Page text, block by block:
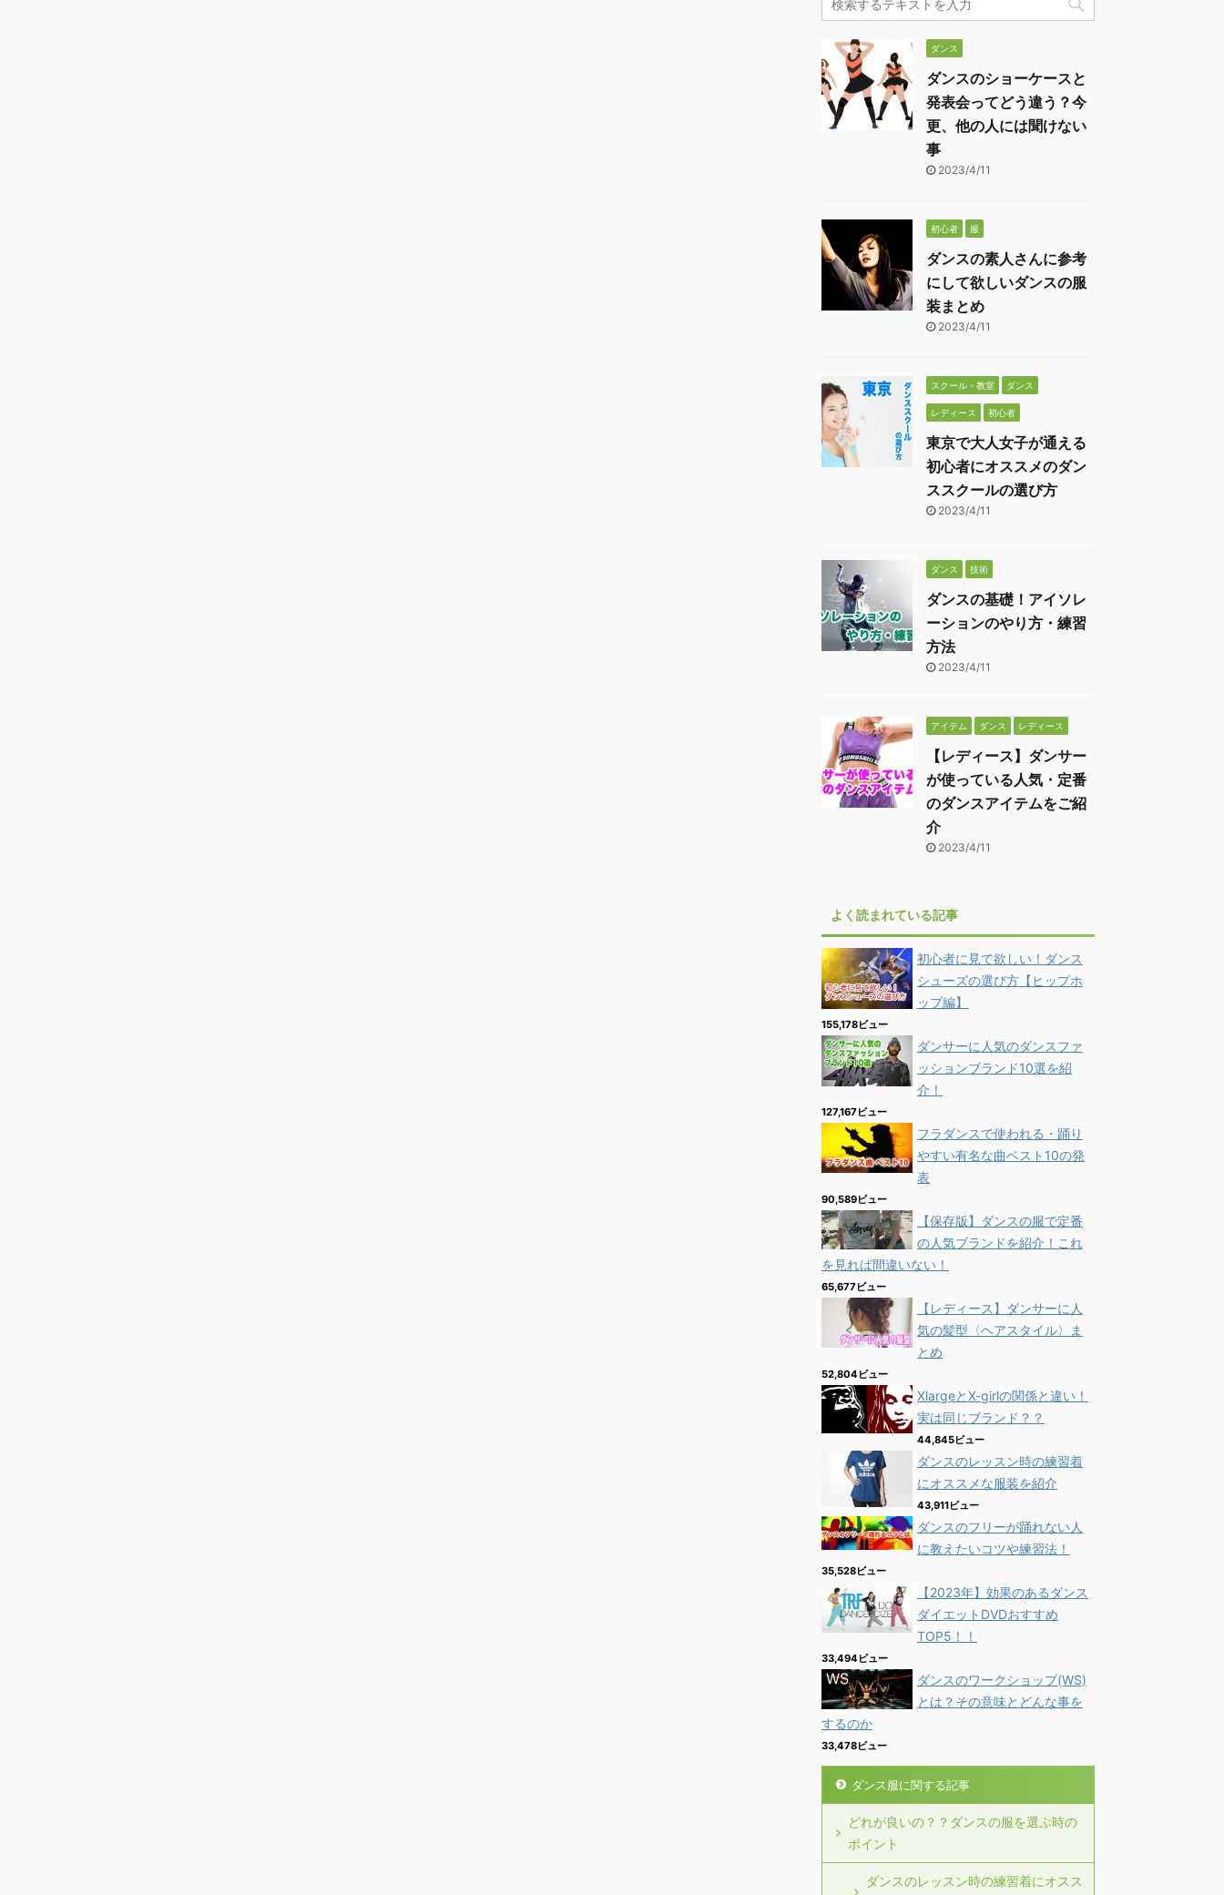
ダンス
ダンスのショーケースと
発表会ってどう違う？今
更、他の人には聞けない
事
2023/4/11
初心者 服
ダンスの素人さんに参考
にして欲しいダンスの服
装まとめ
2023/4/11
スクール・教室 ダンス
レディース 初心者
東京で大人女子が通える
初心者にオススメのダン
ススクールの選び方
2023/4/11
ダンス 技術
ダンスの基礎！アイソレ
ーションのやり方・練習
方法
2023/4/11
アイテム ダンス レディース
【レディース】ダンサー
が使っている人気・定番
のダンスアイテムをご紹
介
2023/4/11
よく読まれている記事
初心者に見て欲しい！ダンス
シューズの選び方【ヒップホ
ップ編】
155,178ビュー
ダンサーに人気のダンスファ
ッションブランド10選を紹
介！
127,167ビュー
フラダンスで使われる・踊り
やすい有名な曲ベスト10の発
表
90,589ビュー
【保存版】ダンスの服で定番
の人気ブランドを紹介！これ
を見れば間違いない！
65,677ビュー
【レディース】ダンサーに人
気の髪型〈ヘアスタイル〉ま
とめ
52,804ビュー
XlargeとX-girlの関係と違い！
実は同じブランド？？
44,845ビュー
ダンスのレッスン時の練習着
にオススメな服装を紹介
43,911ビュー
ダンスのフリーが踊れない人
に教えたいコツや練習法！
35,528ビュー
【2023年】効果のあるダンス
ダイエットDVDおすすめ
TOP5！！
33,494ビュー
ダンスのワークショップ(WS)
とは？その意味とどんな事を
するのか
33,478ビュー
ダンス服に関する記事
どれが良いの？？ダンスの服を選ぶ時の
ポイント
ダンスのレッスン時の練習着にオスス